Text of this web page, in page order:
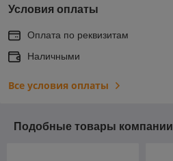
Условия оплаты
Оплата по реквизитам
Наличными
Все условия оплаты
Подобные товары компании